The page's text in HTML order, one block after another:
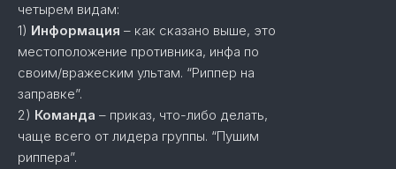
четырем видам:
1) Информация – как сказано выше, это
местоположение противника, инфа по
своим/вражеским ультам. “Риппер на
заправке”.
2) Команда – приказ, что-либо делать,
чаще всего от лидера группы. “Пушим
риппера”.